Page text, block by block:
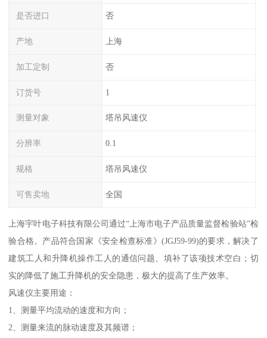
是否进口 否
产地 上海
加工定制 否
订货号 1
测量对象 塔吊风速仪
分辨率 0.1
规格 塔吊风速仪
可售卖地 全国
上海宇叶电子科技有限公司通过“上海市电子产品质量监督检验站”检
验合格。产品符合国家《安全检查标准》(JGJ59-99)的要求，解决了
建筑工人和升降机操作工人的通信问题、填补了该项技术空白；切
实的降低了施工升降机的安全隐患，极大的提高了生产效率。
风速仪主要用途：
1、测量平均流动的速度和方向；
2、测量来流的脉动速度及其频谱；